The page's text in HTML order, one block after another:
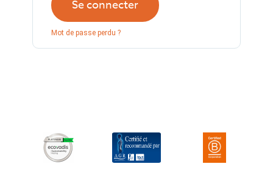
Se connecter
Mot de passe perdu ?